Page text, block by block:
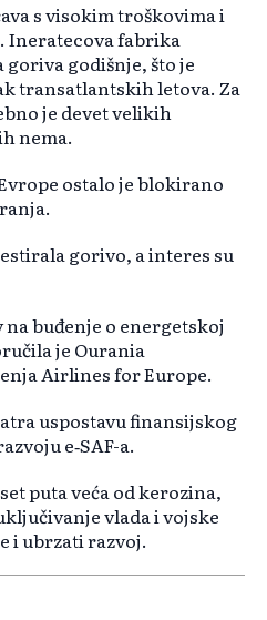
s visokim troškovima i
Ineratecova fabrika
godišnje, što je
transatlantskih letova. Za
je devet velikih
nema.
ostalo je blokirano
gorivo, a interes su
buđenje o energetskoj
je Ourania
Airlines for Europe.
uspostavu finansijskog
e‑SAF-a.
puta veća od kerozina,
vlada i vojske
i ubrzati razvoj.